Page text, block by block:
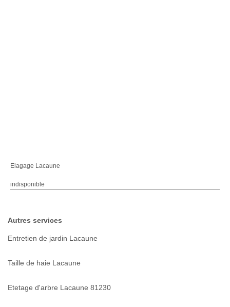
Elagage Lacaune
indisponible
Autres services
Entretien de jardin Lacaune
Taille de haie Lacaune
Etetage d'arbre Lacaune 81230